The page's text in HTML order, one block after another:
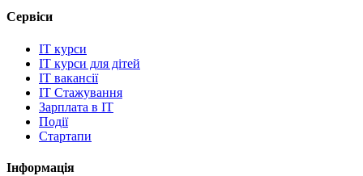
Сервіси
IT курси
IT курси для дітей
IT вакансії
IT Стажування
Зарплата в IT
Події
Стартапи
Інформація